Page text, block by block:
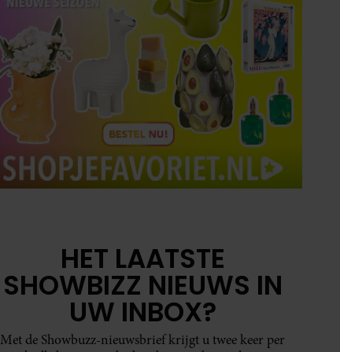
HET LAATSTE
SHOWBIZZ NIEUWS IN
UW INBOX?
Met de Showbuzz-nieuwsbrief krijgt u twee keer per